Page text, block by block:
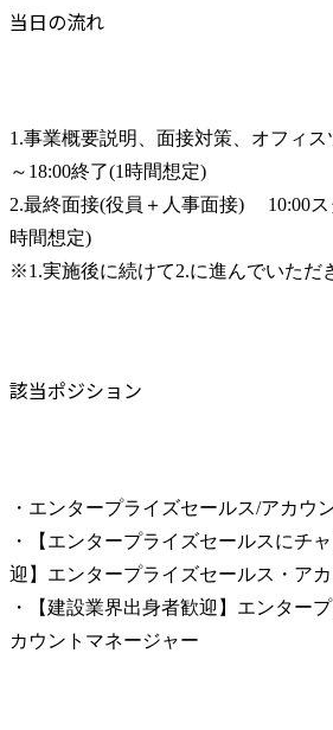
当日の流れ
1.事業概要説明、面接対策、オフィス
～18:00終了(1時間想定)
2.最終面接(役員＋人事面接) 　10:00
時間想定)
※1.実施後に続けて2.に進んでいただ
該当ポジション
・エンタープライズセールス/アカウ
・【エンタープライズセールスにチ
迎】エンタープライズセールス・ア
・【建設業界出身者歓迎】エンター
カウントマネージャー